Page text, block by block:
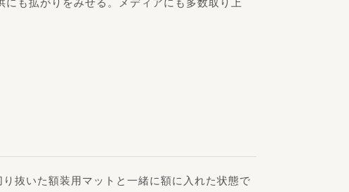
抜いた額装用マットと一緒に額に入れた状態で